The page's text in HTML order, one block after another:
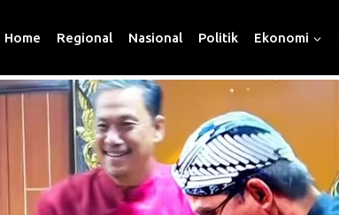
Home Regional Nasional Politik Ekonomi